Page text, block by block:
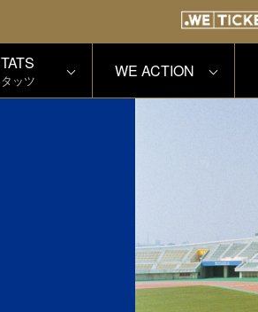
ッツ WE ACTION